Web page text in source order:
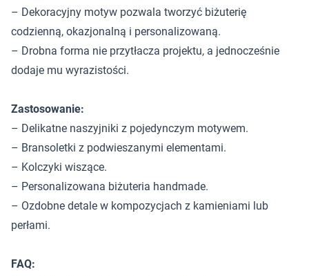
– Dekoracyjny motyw pozwala tworzyć biżuterię
codzienną, okazjonalną i personalizowaną.
– Drobna forma nie przytłacza projektu, a jednocześnie
dodaje mu wyrazistości.
Zastosowanie:
– Delikatne naszyjniki z pojedynczym motywem.
– Bransoletki z podwieszanymi elementami.
– Kolczyki wiszące.
– Personalizowana biżuteria handmade.
– Ozdobne detale w kompozycjach z kamieniami lub
perłami.
FAQ: